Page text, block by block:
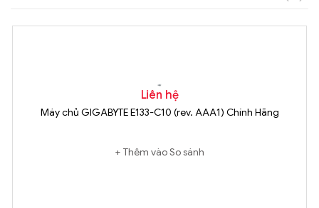
Liên hệ
Máy chủ GIGABYTE E133-C10 (rev. AAA1) Chính Hãng
Thêm vào So sánh